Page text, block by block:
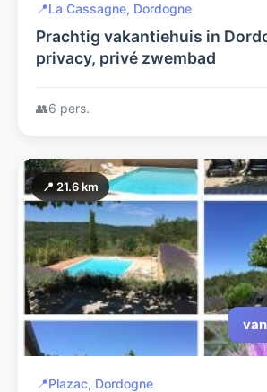
📍La Cassagne, Dordogne
Prachtig vakantiehuis in
privacy, privé zwembad
👥6 pers.
📍 21.6 km
📍Plazac, Dordogne